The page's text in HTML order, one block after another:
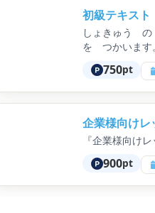
初級テキス
しょきゅう
を つかいます
のぶんか な
た、かんじ、
750pt
企業様向け
『企業様向け
900pt